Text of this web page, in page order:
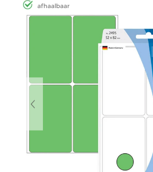
afhaalbaar